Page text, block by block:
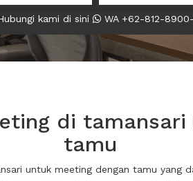
kami di sini WA +62-812-
di
tamu
untuk meeting dengan tamu yang